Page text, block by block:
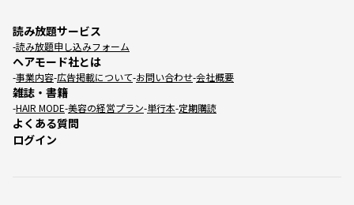
読み放題サービス
読み放題申し込みフォーム
ヘアモード社とは
事業内容 広告掲載について お問い合わせ 会社概要
雑誌・書籍
HAIR MODE 美容の経営プラン 単行本 定期購読
よくある質問
ログイン